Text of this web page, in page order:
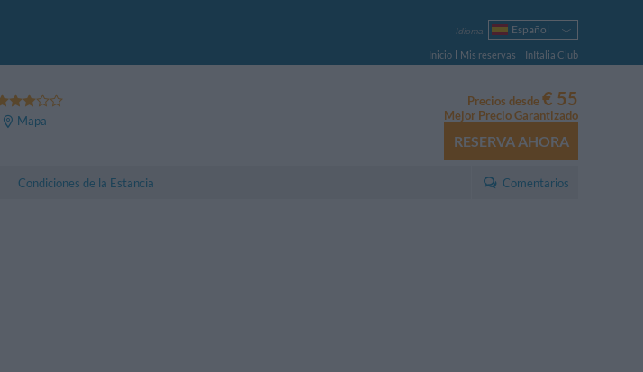
Idioma
Español
Italiano
English
Deutsch
Русский
Português
Polski
Inicio Mis reservas
InItalia Club
Mapa
Precios desde€ 55
Mejor Precio Garantizado
RESERVA AHORA
Condiciones de la Estancia Comentarios